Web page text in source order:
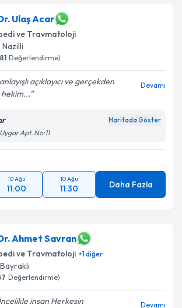
Ulaş Acar
ve Travmatoloji
Nazilli
Değerlendirme)
açıklayıcı ve gerçekden
hekim...
Devamı
Haritada Göster
Apt. No:11
10 Ağu
11:00
10 Ağu
11:30 Daha Fazla
Ahmet Savran
ve Travmatoloji +1diğer
Değerlendirme)
insan Herkesin
Devamı